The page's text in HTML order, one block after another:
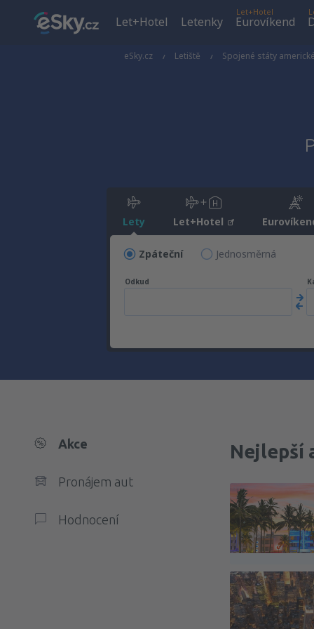
Let+Hotel Letenky
Let+Hotel
Eurovíkend
eSky.cz Letiště Spojené státy
Lety Let+Hotel
Zpáteční Jednosměrná
Odkud
Akce
Pronájem aut
Hodnocení
Nejlepší